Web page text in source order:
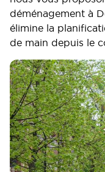
déménagement à
élimine la
de main depuis le